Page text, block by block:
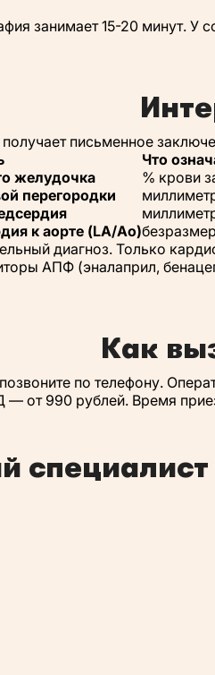
занимает 15-20 минут.
письменное
Что
желудочка
% крови
перегородки
к аорте (LA/Ao)
диагноз. Только
АПФ (эналаприл,
Как
по телефону.
от 990 рублей. Время
специалист